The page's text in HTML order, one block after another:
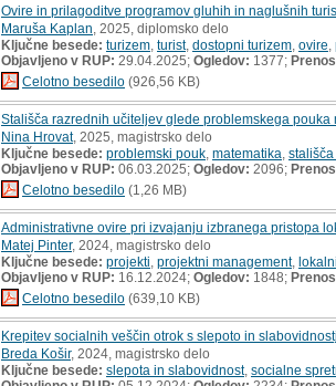
Ovire in prilagoditve programov gluhih in naglušnih
Maruša Kaplan , 2025, diplomsko delo
Ključne besede: turizem turist, dostopni turizem ovire
Objavljeno v RUP: 29.04.2025; Ogledov: 1377;
Celotno besedilo (926,56 KB)
Stališča razrednih učiteljev glede problemskega pouka
Nina Hrovat, 2025, magistrsko delo
Ključne besede: problemski pouk matematika
Objavljeno v RUP: 06.03.2025; Ogledov: 2096;
Celotno besedilo (1,26 MB)
Administrativne ovire pri izvajanju izbranega pristopa
Matej Pinter, 2024, magistrsko delo
Ključne besede: projekti projektni management,
Objavljeno v RUP: 16.12.2024; Ogledov: 1848;
Celotno besedilo (639,10 KB)
Krepitev socialnih veščin otrok s slepoto in
Breda Košir, 2024, magistrsko delo
Ključne besede: slepota in slabovidnost, socialne